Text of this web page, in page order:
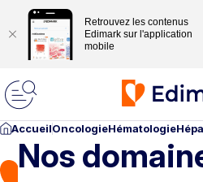
Retrouvez les contenus
Edimark sur l'application
mobile
AccueilOncologieHématologie
Nos